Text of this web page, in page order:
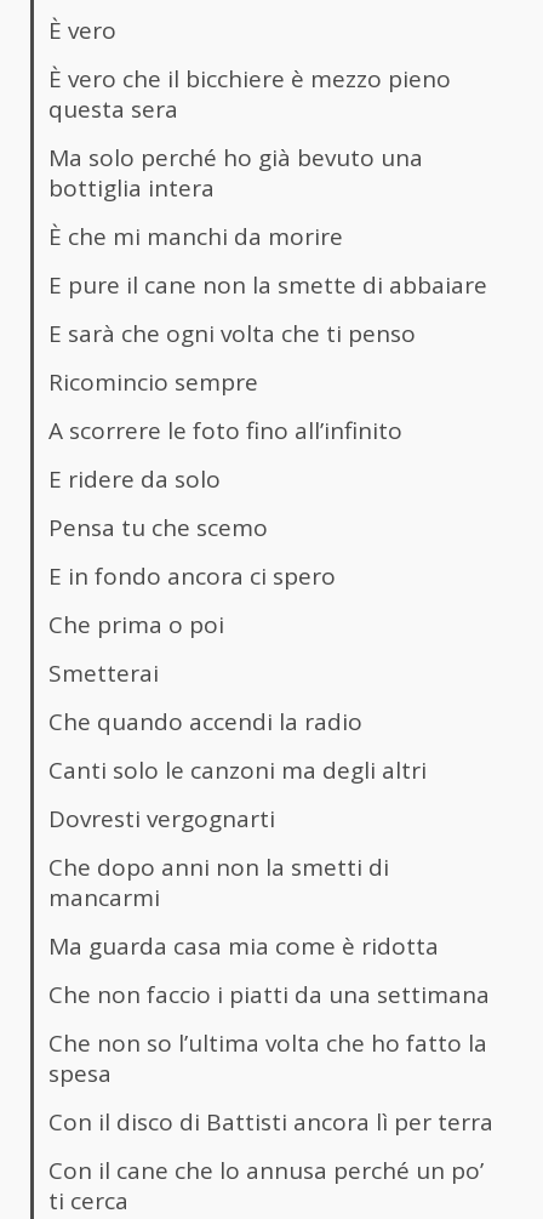
È vero
È vero che il bicchiere è mezzo pieno
questa sera
Ma solo perché ho già bevuto una
bottiglia intera
È che mi manchi da morire
E pure il cane non la smette di abbaiare
E sarà che ogni volta che ti penso
Ricomincio sempre
A scorrere le foto fino all’infinito
E ridere da solo
Pensa tu che scemo
E in fondo ancora ci spero
Che prima o poi
Smetterai
Che quando accendi la radio
Canti solo le canzoni ma degli altri
Dovresti vergognarti
Che dopo anni non la smetti di
mancarmi
Ma guarda casa mia come è ridotta
Che non faccio i piatti da una settimana
Che non so l’ultima volta che ho fatto la
spesa
Con il disco di Battisti ancora lì per terra
Con il cane che lo annusa perché un po’
ti cerca